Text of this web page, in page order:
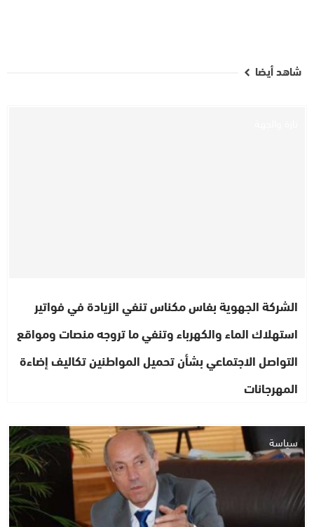
شاهد أيضا
الشركة الجهوية بفاس مكناس تنفي الزيادة في فواتير
استهلاك الماء والكهرباء وتنفي ما تروجه منصات ومواقع
التواصل الاجتماعي بشأن تحميل المواطنين تكاليف إضاءة
المهرجانات
سياسة